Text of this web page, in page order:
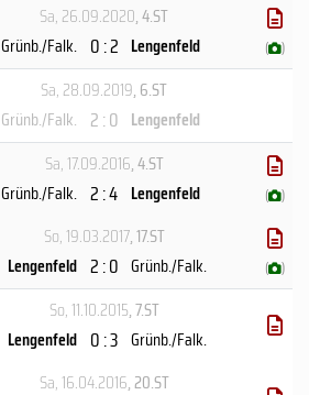
Sa, 26.09.2020, 4.ST
Grünb./Falk. 0 : 2 Lengenfeld ( )
Sa, 28.09.2019, 6.ST
Grünb./Falk. 2 : 0 Lengenfeld
Sa, 17.09.2016, 4.ST
Grünb./Falk. 2 : 4 Lengenfeld ( )
So, 19.03.2017, 17.ST
Lengenfeld 2 : 0 Grünb./Falk. ( )
So, 11.10.2015, 7.ST
Lengenfeld 0 : 3 Grünb./Falk.
Sa, 16.04.2016, 20.ST